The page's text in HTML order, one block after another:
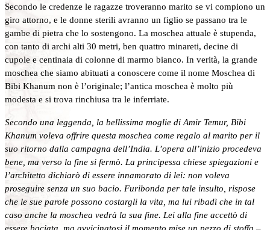
Secondo le credenze le ragazze troveranno marito se vi compiono un
giro attorno, e le donne sterili avranno un figlio se passano tra le
gambe di pietra che lo sostengono. La moschea attuale è stupenda,
con tanto di archi alti 30 metri, ben quattro minareti, decine di
cupole e centinaia di colonne di marmo bianco. In verità, la grande
moschea che siamo abituati a conoscere come il nome Moschea di
Bibi Khanum non è l’originale; l’antica moschea è molto più
modesta e si trova rinchiusa tra le inferriate.
Secondo una leggenda, la bellissima moglie di Amir Temur, Bibi
Khanum voleva offrire questa moschea come regalo al marito per il
suo ritorno dalla campagna dell’India. L’opera all’inizio procedeva
bene, ma verso la fine si fermò. La principessa chiese spiegazioni e
l’architetto dichiarò di essere innamorato di lei: non voleva
proseguire senza un suo bacio. Furibonda per tale insulto, rispose
che le sue parole possono costargli la vita, ma lui ribadì che in tal
caso anche la moschea vedrà la sua fine. Lei alla fine accettò di
essere baciata, ma avvicinatosi il momento mise un pezzo di stoffa –